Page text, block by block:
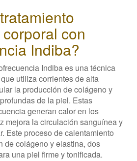
con
Indiba?
Indiba es una técnica
utiliza corrientes de alta
la producción de colágeno y
de la piel. Estas
generan calor en los
mejora la circulación sanguínea y
Este proceso de calentamiento
de colágeno y elastina, dos
una piel firme y tonificada.